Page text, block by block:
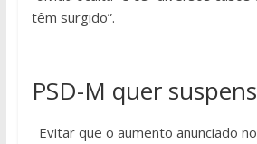
têm surgido”.
PSD-M quer
Evitar que o aumento anunciado